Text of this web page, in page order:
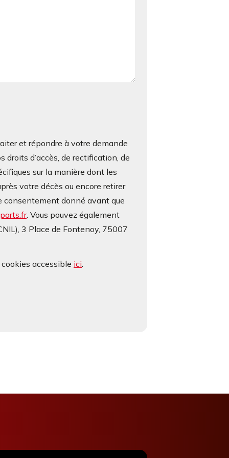
et répondre à votre demande
d’accès, de rectification, de
sur la manière dont les
votre décès ou encore retirer
consentement donné avant que
. Vous pouvez également
3 Place de Fontenoy, 75007
accessible ici.